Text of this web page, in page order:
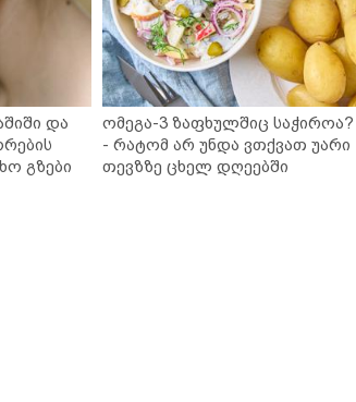
და
გზები
ომეგა-3 ზაფხულშიც საჭიროა?
- რატომ არ უნდა ვთქვათ უარი
თევზზე ცხელ დღეებში